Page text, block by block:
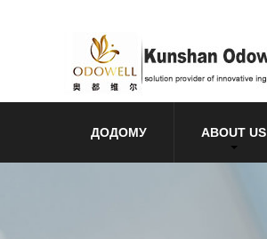
ДОДОМУ ABOUT US